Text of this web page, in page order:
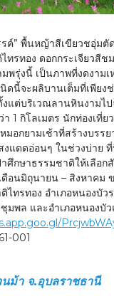
รค์” พื้นหญ้าสีเขียวชอุ่มตั
ทรทอง ดอกกระเจียวสีช
พรุ่งนี้ เป็นภาพที่งดงาม
ดนี้จะผลิบานเต็มที่เพียง
งแต่บริเวณลานหินงามไ
1 กิโลเมตร นักท่องเที่ย
มอกยามเช้าที่สร้างบรร
งแดดอ่อนๆ ในช่วงบ่าย
ศึกษาธรรมชาติให้เลือก
ดือนมิถุนายน – สิงหาคม
ไทรทอง อำเภอหนองบัวร
มพล และอำเภอหนองบั
001
ม้า จ.อุบลราชธานี